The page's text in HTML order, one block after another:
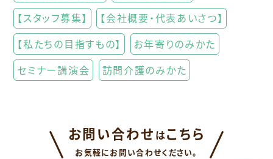
【スタッフ募集】
【会社概要・代表あいさつ】
【私たちの目指すもの】
お年寄りのみかた
セミナー講演会
訪問介護のみかた
お問い合わせ はこちら
お気軽にお問い合わせください。